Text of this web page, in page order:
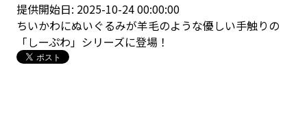
提供開始日: 2025-10-24 00:00:00
ちいかわにぬいぐるみが羊毛のような優しい手触りの
「しーぷわ」シリーズに登場！